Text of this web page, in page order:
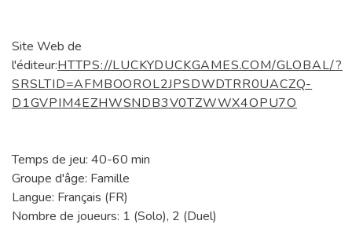
Site Web de
l'éditeur:HTTPS://LUCKYDUCKGAMES.COM/GLOBAL/?
SRSLTID=AFMBOOROL2JPSDWDTRR0UACZQ-
D1GVPIM4EZHWSNDB3V0TZWWX4OPU7O
Temps de jeu: 40-60 min
Groupe d'âge: Famille
Langue: Français (FR)
Nombre de joueurs: 1 (Solo), 2 (Duel)